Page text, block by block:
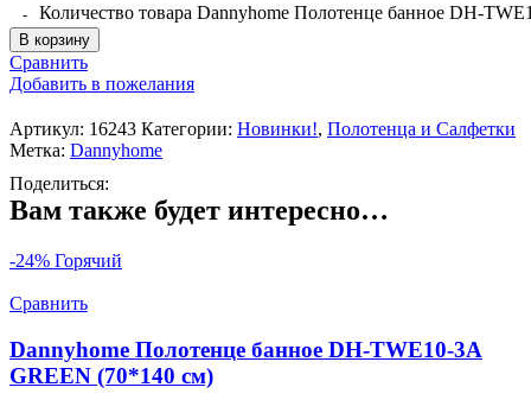
Количество товара Dannyhome Полотенце банное DH-
В корзину
Сравнить
Добавить в пожелания
Артикул: 16243 Категории: Новинки!, Полотенца и Салфетки
Метка: Dannyhome
Поделиться:
Вам также будет интересно…
-24% Горячий
Сравнить
Dannyhome Полотенце банное DH-TWE10-3A
GREEN (70*140 см)